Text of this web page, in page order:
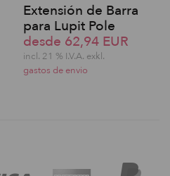
Extensión de Barra
para Lupit Pole
desde 62,94 EUR
incl. 21 % I.V.A. exkl.
gastos de envio